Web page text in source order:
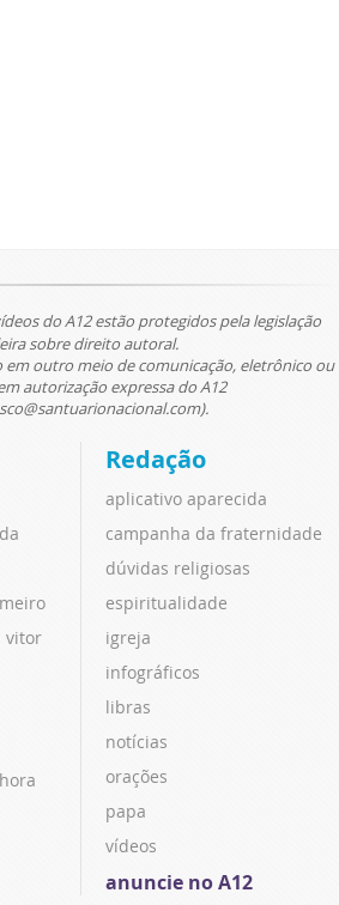
do A12 estão protegidos pela legislação
sobre direito autoral.
outro meio de comunicação, eletrônico ou
autorização expressa do A12
vitor
Redação
aplicativo aparecida
campanha da fraternidade
dúvidas religiosas
espiritualidade
igreja
infográficos
libras
notícias
orações
papa
vídeos
anuncie no A12